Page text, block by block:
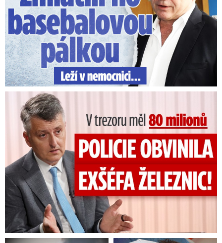
V trezoru měl 80 milionů: Policie obvinila exšéfa železnic!